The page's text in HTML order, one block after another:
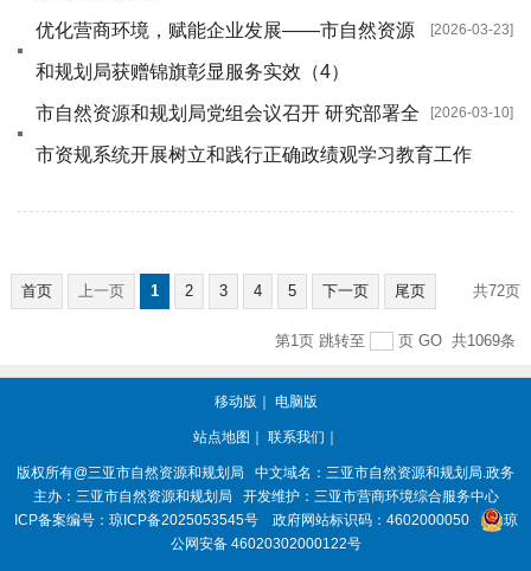
[2026-03-23]
优化营商环境，赋能企业发展——市自然资源
和规划局获赠锦旗彰显服务实效（4）
[2026-03-10]
市自然资源和规划局党组会议召开 研究部署全
市资规系统开展树立和践行正确政绩观学习教育工作
首页 上一页 1 2 3 4 5 下一页 尾页 共72页
共1069条
跳转至 页 GO
第1页
移动版 ｜ 电脑版
站点地图 ｜ 联系我们 ｜
版权所有@三亚市自然资源和规划局
中文域名：三亚市自然资源和规划局.政务
主办：三亚市自然资源和规划局
开发维护：三亚市营商环境综合服务中心
ICP备案编号： 琼ICP备2025053545号 政府网站标识码： 4602000050
琼
公网安备 46020302000122号